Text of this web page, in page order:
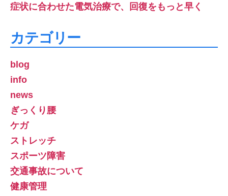
症状に合わせた電気治療で、回復をもっと早く
カテゴリー
blog
info
news
ぎっくり腰
ケガ
ストレッチ
スポーツ障害
交通事故について
健康管理